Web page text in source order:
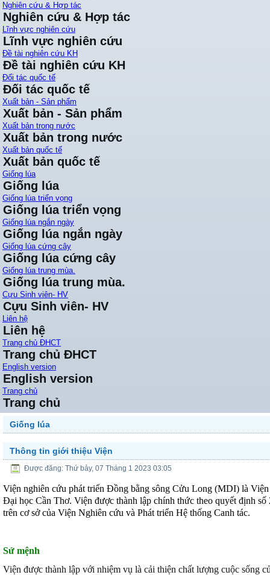
Nghiên cứu & Hợp tác
Nghiên cứu & Hợp tác
Lĩnh vực nghiên cứu
Lĩnh vực nghiên cứu
Đề tài nghiên cứu KH
Đề tài nghiên cứu KH
Đối tác quốc tế
Đối tác quốc tế
Xuất bản - Sản phẩm
Xuất bản - Sản phẩm
Xuất bản trong nước
Xuất bản trong nước
Xuất bản quốc tế
Xuất bản quốc tế
Giống lúa
Giống lúa
Giống lúa triển vọng
Giống lúa triển vọng
Giống lúa ngắn ngày
Giống lúa ngắn ngày
Giống lúa cứng cây
Giống lúa cứng cây
Giống lúa trung mùa.
Giống lúa trung mùa.
Cựu Sinh viên- HV
Cựu Sinh viên- HV
Liên hệ
Liên hệ
Trang chủ ĐHCT
Trang chủ ĐHCT
English version
English version
Trang chủ
Trang chủ
Giống lúa
Thông tin giới thiệu Viện
Được đăng: Thứ bảy, 07 Tháng 1 2023 03:05
Viện nghiên cứu phát triển Đồng bằng sông Cửu Long (MDI) là
Đại học Cần Thơ. Viện được thành lập chính thức theo quyết định
trên cơ sở của Viện Nghiên cứu và Phát triển Hệ thống Canh tác.
Sứ mệnh
Viện được thành lập với nhiệm vụ là cải thiện chất lượng cuộc sống